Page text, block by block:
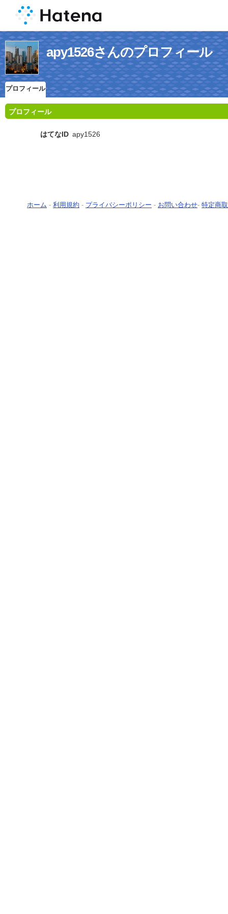
apy1526さんのプロフィール
プロフィール
プロフィール
はてなID apy1526
ホーム - 利用規約 - プライバシーポリシー - お問い合わせ- 特定商